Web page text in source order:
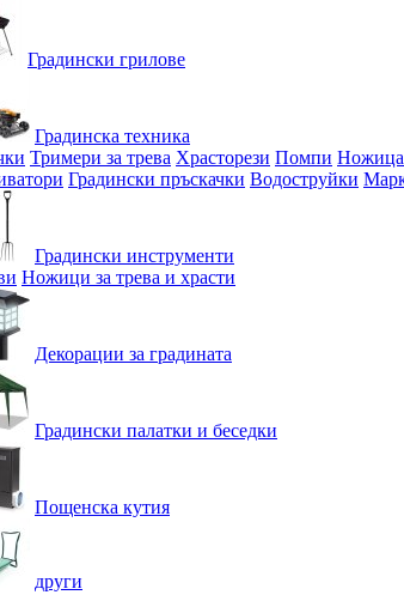
Градински грилове
Градинска техника
Тримери за трева Храсторези Помпи Ножица
Градински пръскачки Водоструйки
Градински инструменти
Ножици за трева и храсти
Декорации за градината
Градински палатки и беседки
Пощенска кутия
други